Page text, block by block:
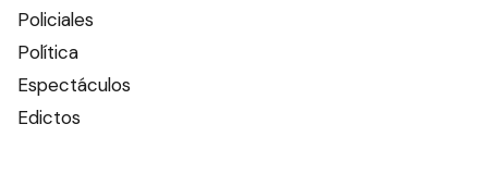
Policiales
Política
Espectáculos
Edictos